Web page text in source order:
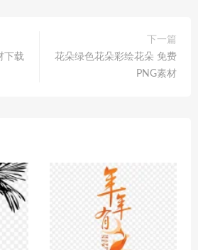
下载
下一篇
花朵绿色花朵彩绘花朵 免费
PNG素材